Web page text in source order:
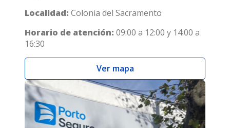
Localidad: Colonia del Sacramento
Horario de atención: 09:00 a 12:00 y 14:00 a
16:30
Ver mapa